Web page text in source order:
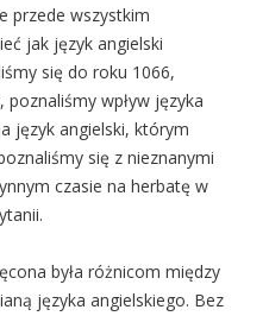
przede wszystkim
jak język angielski
się do roku 1066,
wpływ języka
język angielski, którym
się z nieznanymi
czasie na herbatę w
była różnicom między
języka angielskiego. Bez